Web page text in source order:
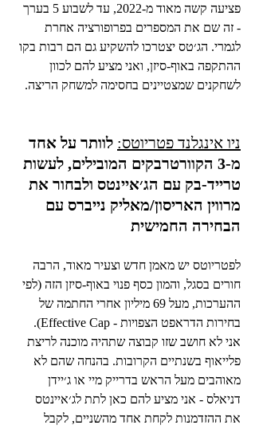
פציעה קשה מאוד מ-2022, עד לשבוע 5 בערך
- זה שם את המספרים בפרופורציה אחרת
לגמרי. הג׳טס יצטרכו להשקיע גם הם רבות בקו
ההתקפה באוף-סיזן, ואני מציע להם לכוון
לשחקנים שמצטיינים בחסימה למשחק הריצה.
ניו אינגלנד פטריוטס: לוותר על אחד
מ-3 הקוורטרבקים המובילים, לעשות
טרייד-בק עם הג׳איינטס ולבחור את
מרווין האריסון/מאליק נייברס עם
הבחירה החמישית
לפטריוטס יש מאמן חדש וצעיר מאוד, הרבה
חורים בסגל, והמון כסף פנוי באוף-סיזן הזה (לפי
ההערכות, מעל 69 מיליון אחרי החתמה של
בחירות הדראפט הצפויות - Effective Cap).
אני לא חושב שזו קבוצה שתהיה מוכנה לריצת
פלייאוף בשנתיים הקרובות. בהנחה שהם לא
מאוהבים מעל הראש בדרייק מיי או ג׳יידן
דניאלס - אני מציע להם כאן לתת לג׳איינטס
את ההזדמנות לקחת אחד מהשניים, לקבל